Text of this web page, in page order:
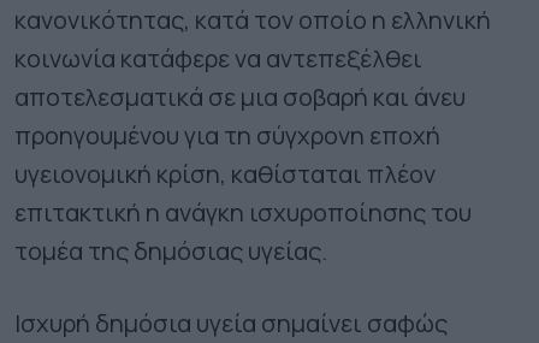
κανονικότητας, κατά τον οποίο η ελληνική
κοινωνία κατάφερε να αντεπεξέλθει
αποτελεσματικά σε μια σοβαρή και άνευ
προηγουμένου για τη σύγχρονη εποχή
υγειονομική κρίση, καθίσταται πλέον
επιτακτική η ανάγκη ισχυροποίησης του
τομέα της δημόσιας υγείας.
Ισχυρή δημόσια υγεία σημαίνει σαφώς